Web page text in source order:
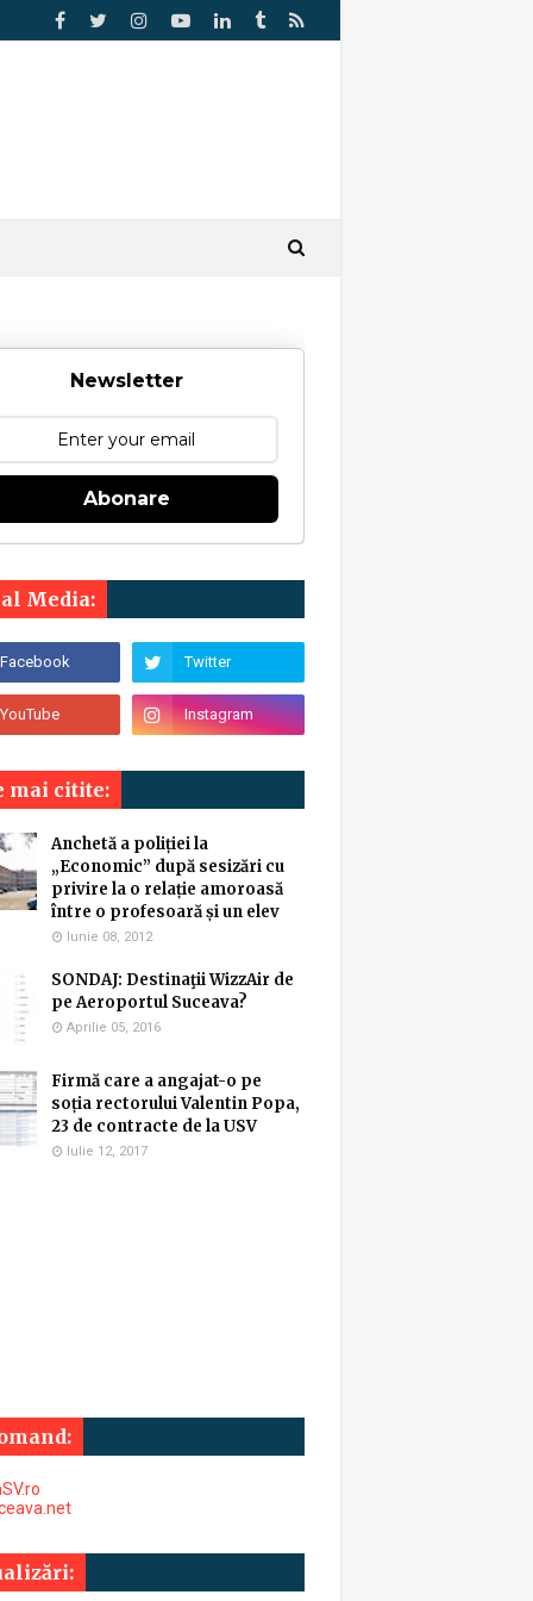
Newsletter
Abonare
Media:
mai citite:
Anchetă a poliției la
„Economic” după sesizări cu
privire la o relație amoroasă
între o profesoară și un elev
Iunie 08, 2012
SONDAJ: Destinaţii WizzAir de
pe Aeroportul Suceava?
Aprilie 05, 2016
Firmă care a angajat-o pe
soția rectorului Valentin Popa,
23 de contracte de la USV
Iulie 12, 2017